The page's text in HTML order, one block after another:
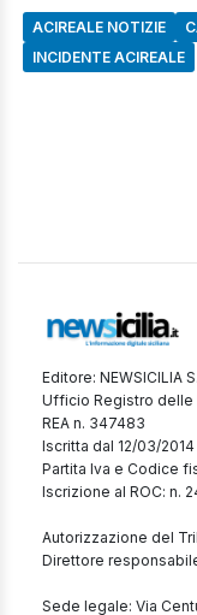
ACIREALE NOTIZIE
INCIDENTE ACIREALE
Editore: NEWSICILIA
Ufficio Registro delle
REA n. 347483
Iscritta dal 12/03/2014
Partita Iva e Codice
Iscrizione al ROC: n.
Autorizzazione del
Direttore
Sede legale: Via